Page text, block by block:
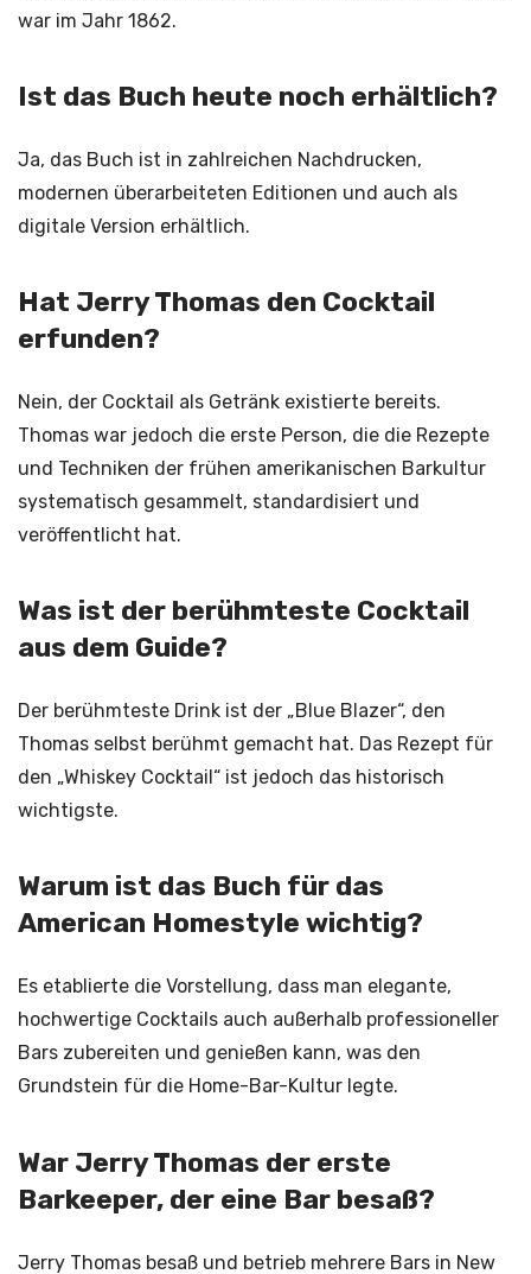
war im Jahr 1862.
Ist das Buch heute noch erhältlich?
Ja, das Buch ist in zahlreichen Nachdrucken,
modernen überarbeiteten Editionen und auch als
digitale Version erhältlich.
Hat Jerry Thomas den Cocktail
erfunden?
Nein, der Cocktail als Getränk existierte bereits.
Thomas war jedoch die erste Person, die die Rezepte
und Techniken der frühen amerikanischen Barkultur
systematisch gesammelt, standardisiert und
veröffentlicht hat.
Was ist der berühmteste Cocktail
aus dem Guide?
Der berühmteste Drink ist der „Blue Blazer“, den
Thomas selbst berühmt gemacht hat. Das Rezept für
den „Whiskey Cocktail“ ist jedoch das historisch
wichtigste.
Warum ist das Buch für das
American Homestyle wichtig?
Es etablierte die Vorstellung, dass man elegante,
hochwertige Cocktails auch außerhalb professioneller
Bars zubereiten und genießen kann, was den
Grundstein für die Home-Bar-Kultur legte.
War Jerry Thomas der erste
Barkeeper, der eine Bar besaß?
Jerry Thomas besaß und betrieb mehrere Bars in New